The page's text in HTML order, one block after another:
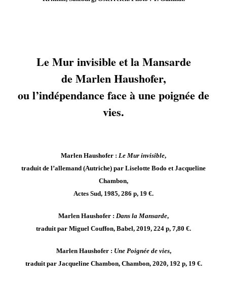
Le Mur invisible et la Mansarde
de Marlen Haushofer,
ou l’indépendance face à une poignée de
vies.
Marlen Haushofer : Le Mur invisible,
traduit de l’allemand (Autriche) par Liselotte Bodo et Jacqueline
Chambon,
Actes Sud, 1985, 286 p, 19 €.
Marlen Haushofer : Dans la Mansarde,
traduit par Miguel Couffon, Babel, 2019, 224 p, 7,80 €.
Marlen Haushofer : Une Poignée de vies,
traduit par Jacqueline Chambon, Chambon, 2020, 192 p, 19 €.